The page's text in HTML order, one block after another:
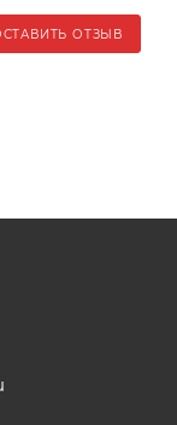
ОТЗЫВ